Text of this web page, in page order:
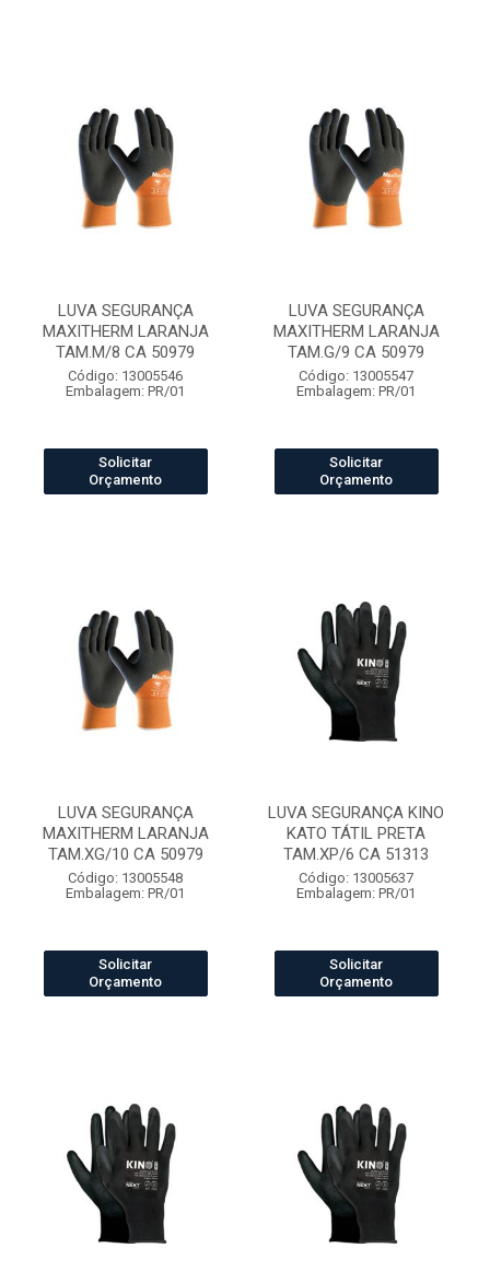
LUVA SEGURANÇA
MAXITHERM LARANJA
TAM.M/8 CA 50979
Código: 13005546
Embalagem: PR/01
Solicitar
Orçamento
LUVA SEGURANÇA
MAXITHERM LARANJA
TAM.G/9 CA 50979
Código: 13005547
Embalagem: PR/01
Solicitar
Orçamento
LUVA SEGURANÇA
MAXITHERM LARANJA
TAM.XG/10 CA 50979
Código: 13005548
Embalagem: PR/01
Solicitar
Orçamento
LUVA SEGURANÇA KINO
KATO TÁTIL PRETA
TAM.XP/6 CA 51313
Código: 13005637
Embalagem: PR/01
Solicitar
Orçamento